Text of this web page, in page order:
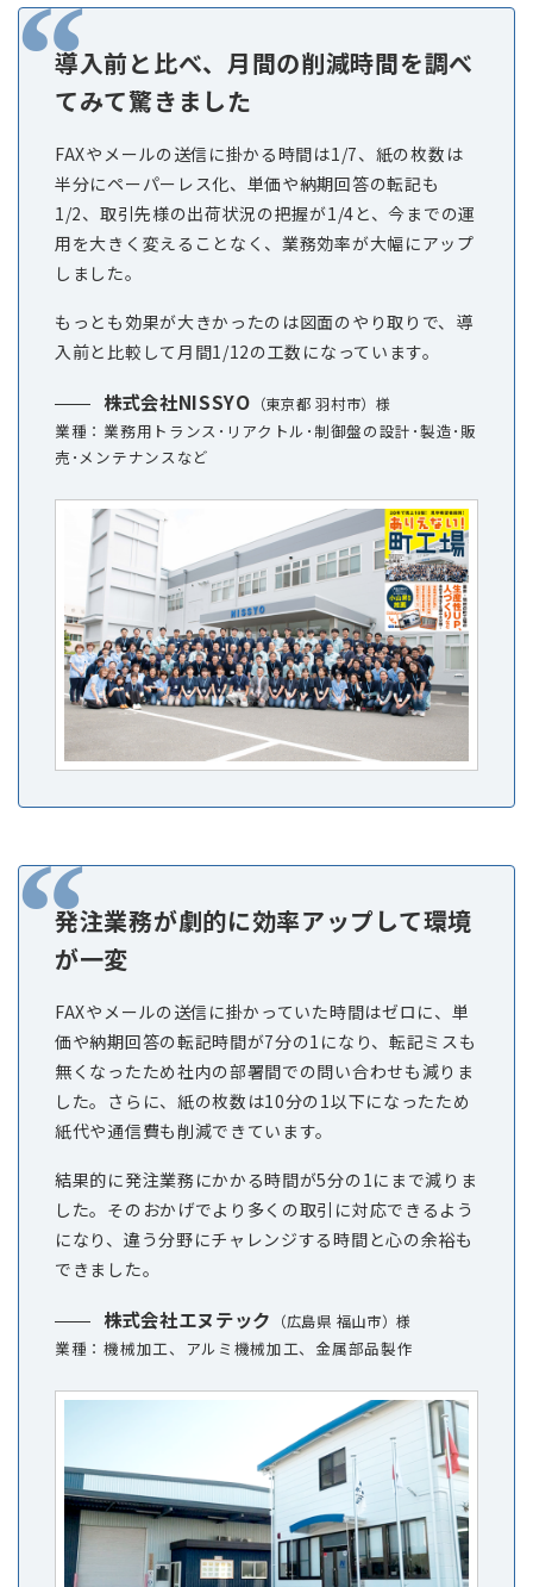
導入前と比べ、月間の削減時間を調べ
てみて驚きました
FAXやメールの送信に掛かる時間は1/7、紙の枚数は
半分にペーパーレス化、単価や納期回答の転記も
1/2、取引先様の出荷状況の把握が1/4と、今までの運
用を大きく変えることなく、業務効率が大幅にアップ
しました。
もっとも効果が大きかったのは図面のやり取りで、導
入前と比較して月間1/12の工数になっています。
株式会社NISSYO （東京都 羽村市）様
業種：業務用トランス･リアクトル･制御盤の設計･製造･販
売･メンテナンスなど
発注業務が劇的に効率アップして環境
が一変
FAXやメールの送信に掛かっていた時間はゼロに、単
価や納期回答の転記時間が7分の1になり、転記ミスも
無くなったため社内の部署間での問い合わせも減りま
した。さらに、紙の枚数は10分の1以下になったため
紙代や通信費も削減できています。
結果的に発注業務にかかる時間が5分の1にまで減りま
した。そのおかげでより多くの取引に対応できるよう
になり、違う分野にチャレンジする時間と心の余裕も
できました。
株式会社エヌテック （広島県 福山市）様
業種：機械加工、アルミ機械加工、金属部品製作